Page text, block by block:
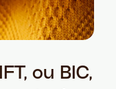
ou BIC,